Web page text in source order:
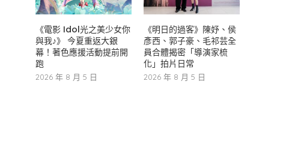
《電影 Idol光之美少女你
與我♪》 今夏重返大銀
幕！著色應援活動提前開
跑
2026 年 8 月 5 日
《明日的過客》陳妤、侯
彥西、郭子豪、毛祁芸全
員合體揭密「導演家梳
化」拍片日常
2026 年 8 月 5 日